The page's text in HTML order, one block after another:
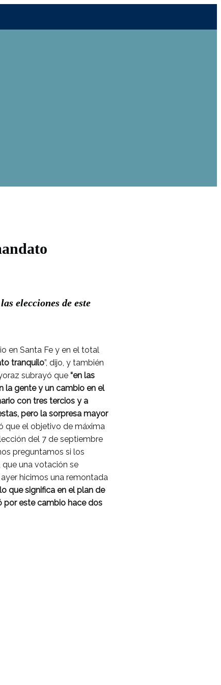
elecciones de este
en Santa Fe y en el total
tranquilo”, dijo, y también
subrayó que “en las
la gente y un cambio en el
con tres tercios y a
pero la sorpresa mayor
que el objetivo de máxima
del 7 de septiembre
preguntamos si los
una votación se
hicimos una remontada
que significa en el plan de
por este cambio hace dos